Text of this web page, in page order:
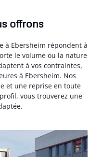
offrons
à Ebersheim répondent à
le volume ou la nature
à vos contraintes,
à Ebersheim. Nos
et une reprise en toute
vous trouverez une